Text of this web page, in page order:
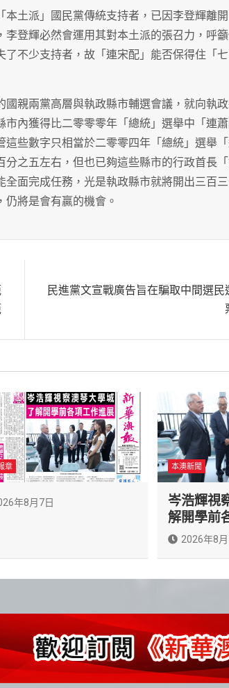
土派」國民黨傳統支持者，已因李登輝離開
登輝必然會運用其對本土派的張召力，呼
不少支持者，故「連宋配」能否保得住「
親兩黨高層與執政縣市輔選會議，就向執
內獲得比二零零零年「總統」選舉中「連蕭
些數字只相當於二零零四年「總統」選舉
之五左右，但也已夠這些縣市的行政首長
面完成任務，光是執政縣市就將開出三百
將是會有贏的機會。
民進黨文宣戰廣告旨在騙取中間選民
章
年8月7日
本澳新聞
岑浩輝視
解開學前
2026年8月